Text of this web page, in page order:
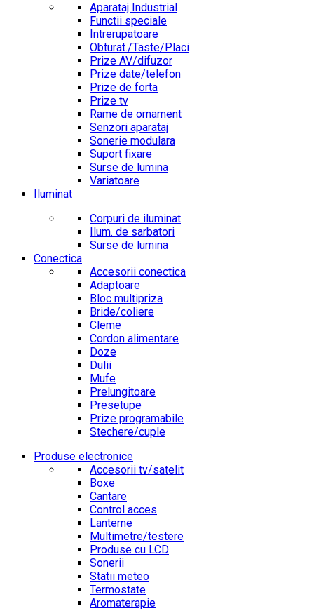
Aparataj Industrial
Functii speciale
Intrerupatoare
Obturat./Taste/Placi
Prize AV/difuzor
Prize date/telefon
Prize de forta
Prize tv
Rame de ornament
Senzori aparataj
Sonerie modulara
Suport fixare
Surse de lumina
Variatoare
Iluminat
Corpuri de iluminat
Ilum. de sarbatori
Surse de lumina
Conectica
Accesorii conectica
Adaptoare
Bloc multipriza
Bride/coliere
Cleme
Cordon alimentare
Doze
Dulii
Mufe
Prelungitoare
Presetupe
Prize programabile
Stechere/cuple
Produse electronice
Accesorii tv/satelit
Boxe
Cantare
Control acces
Lanterne
Multimetre/testere
Produse cu LCD
Sonerii
Statii meteo
Termostate
Aromaterapie